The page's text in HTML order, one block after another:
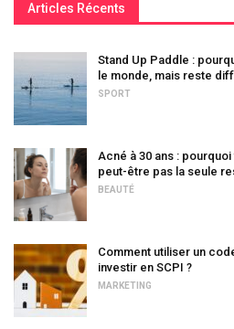
Articles Récents
Stand Up Paddle :
le monde, mais reste
SPORT
Acné à 30 ans :
peut-être pas la seule
BEAUTÉ
Comment utiliser un
investir en SCPI ?
MARKETING